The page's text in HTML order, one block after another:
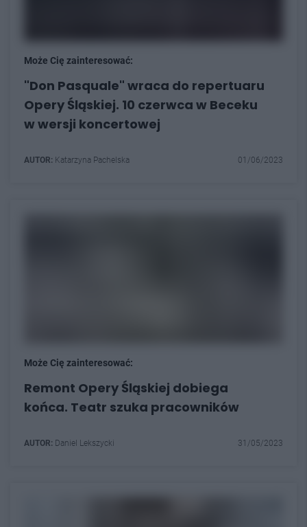
Może Cię zainteresować:
"Don Pasquale" wraca do repertuaru
Opery Śląskiej. 10 czerwca w Beceku
w wersji koncertowej
AUTOR: Katarzyna Pachelska 01/06/2023
Może Cię zainteresować:
Remont Opery Śląskiej dobiega
końca. Teatr szuka pracowników
AUTOR: Daniel Lekszycki 31/05/2023